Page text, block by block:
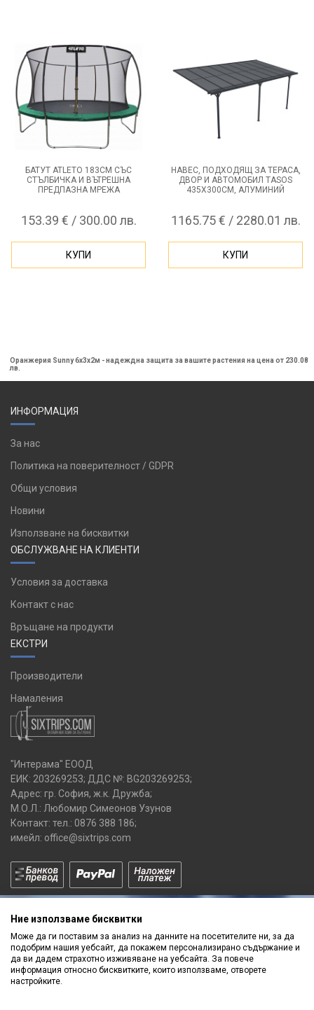
БАТУТ ATLETO 183СМ СЪС
СТЪЛБИЧКА И ВЪТРЕШНА
ПРЕДПАЗНА МРЕЖА
153.39 € / 300.00 лв.
КУПИ
НАВЕС, ПОДХОДЯЩ ЗА ТЕРАСА,
ДВОР И АВТОМОБИЛ TASOS
435Х300СМ, АЛУМИНИЙ
1165.75 € / 2280.01 лв.
КУПИ
Оранжерия Sunny 6х3х2м - надеждна защита за вашите растения на цена от 230.08
лв.
ИНФОРМАЦИЯ
За нас
Политика на поверителност / GDPR
Общи условия
Новини
Използване на бисквитки
ОБСЛУЖВАНЕ НА КЛИЕНТИ
Условия за доставка
Контакт с нас
Връщане на продукти
ЕКСТРИ
Производители
Намаления
"Интерама" ЕООД
ЕИК: 203269253; ДДС №: BG203269253;
Адрес: гр. София, ж.к. Дружба;
М.О.Л.: Любомир Симеонов Узунов
Контакт: тел.: 0876 388 186;
имейл: office@sixtrips.com
Получавай нашите
ПРОМОЦИИ
Ние използваме бисквитки
Може да ги поставим за анализ на данните на посетителите ни, за да
подобрим нашия уебсайт, да покажем персонализирано съдържание и
да ви дадем страхотно изживяване на уебсайта. За повече
информация относно бисквитките, които използваме, отворете
настройките.